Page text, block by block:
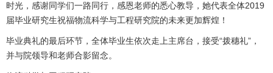
时光，感谢同学们一路同行，感恩老师的悉心教导，她代表全体2019
届毕业研究生祝福物流科学与工程研究院的未来更加辉煌！
毕业典礼的最后环节，全体毕业生依次走上主席台，接受“拨穗礼”，
并与院领导和老师合影留念。